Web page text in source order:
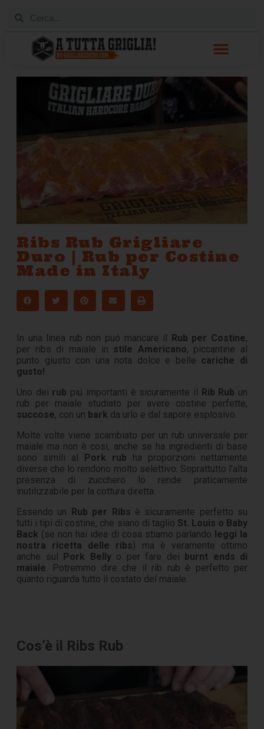
Ribs Rub Grigliare
Duro | Rub per Costine
Made in Italy
In una linea rub non puó mancare il Rub per Costine,
per ribs di maiale in stile Americano, piccantine al
punto giusto con una nota dolce e belle cariche di
gusto!
Uno dei rub piú importanti è sicuramente il Rib Rub un
rub per maiale studiato per avere costine perfette,
succose, con un bark da urlo e dal sapore esplosivo.
Molte volte viene scambiato per un rub universale per
maiale ma non è cosi, anche se ha ingredienti di base
sono simili al Pork rub ha proporzioni nettamente
diverse che lo rendono molto selettivo. Soprattutto l’alta
presenza di zucchero lo rende praticamente
inutilizzabile per la cottura diretta.
Essendo un Rub per Ribs è sicuramente perfetto su
tutti i tipi di costine, che siano di taglio St. Louis o Baby
Back (se non hai idea di cosa stiamo parlando leggi la
nostra ricetta delle ribs) ma è veramente ottimo
anche sul Pork Bellyo per fare dei burnt ends di
maiale. Potremmo dire che il rib rub è perfetto per
quanto riguarda tutto il costato del maiale.
Cos’è il Ribs Rub